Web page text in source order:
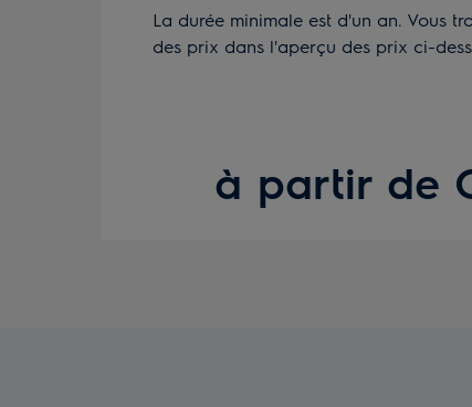
La durée minimale est d'un an. Vous
des prix dans l'aperçu des prix ci-
à partir de